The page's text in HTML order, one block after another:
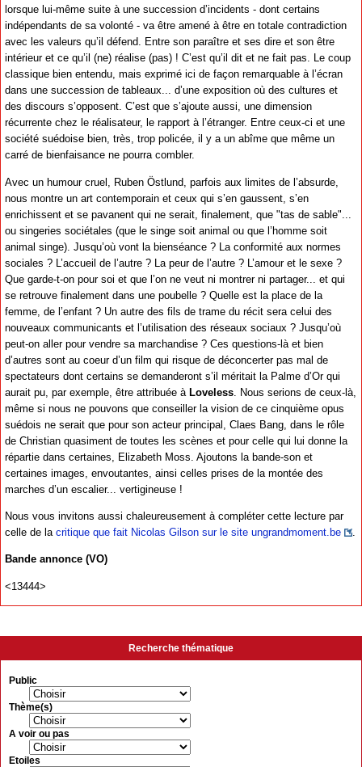
lorsque lui-même suite à une succession d’incidents - dont certains
indépendants de sa volonté - va être amené à être en totale contradiction
avec les valeurs qu’il défend. Entre son paraître et ses dire et son être
intérieur et ce qu’il (ne) réalise (pas) ! C’est qu’il dit et ne fait pas. Le coup
classique bien entendu, mais exprimé ici de façon remarquable à l’écran
dans une succession de tableaux... d’une exposition où des cultures et
des discours s’opposent. C’est que s’ajoute aussi, une dimension
récurrente chez le réalisateur, le rapport à l’étranger. Entre ceux-ci et une
société suédoise bien, très, trop policée, il y a un abîme que même un
carré de bienfaisance ne pourra combler.
Avec un humour cruel, Ruben Östlund, parfois aux limites de l’absurde,
nous montre un art contemporain et ceux qui s’en gaussent, s’en
enrichissent et se pavanent qui ne serait, finalement, que "tas de sable"...
ou singeries sociétales (que le singe soit animal ou que l’homme soit
animal singe). Jusqu’où vont la bienséance ? La conformité aux normes
sociales ? L’accueil de l’autre ? La peur de l’autre ? L’amour et le sexe ?
Que garde-t-on pour soi et que l’on ne veut ni montrer ni partager... et qui
se retrouve finalement dans une poubelle ? Quelle est la place de la
femme, de l’enfant ? Un autre des fils de trame du récit sera celui des
nouveaux communicants et l’utilisation des réseaux sociaux ? Jusqu’où
peut-on aller pour vendre sa marchandise ? Ces questions-là et bien
d’autres sont au coeur d’un film qui risque de déconcerter pas mal de
spectateurs dont certains se demanderont s’il méritait la Palme d’Or qui
aurait pu, par exemple, être attribuée à Loveless . Nous serions de ceux-là,
même si nous ne pouvons que conseiller la vision de ce cinquième opus
suédois ne serait que pour son acteur principal, Claes Bang, dans le rôle
de Christian quasiment de toutes les scènes et pour celle qui lui donne la
répartie dans certaines, Elizabeth Moss. Ajoutons la bande-son et
certaines images, envoutantes, ainsi celles prises de la montée des
marches d’un escalier... vertigineuse !
Nous vous invitons aussi chaleureusement à compléter cette lecture par
celle de la critique que fait Nicolas Gilson sur le site ungrandmoment.be
Bande annonce (VO)
<13444>
Recherche thématique
Public
Thème(s)
A voir ou pas
Etoiles